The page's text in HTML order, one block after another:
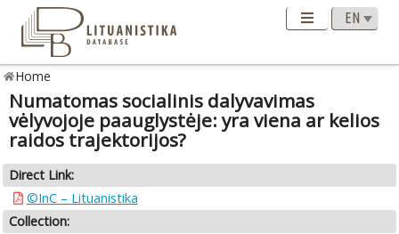
Home
Numatomas socialinis dalyvavimas
vėlyvojoje paauglystėje: yra viena ar kelios
raidos trajektorijos?
Direct Link:
©InC – Lituanistika
Collection: